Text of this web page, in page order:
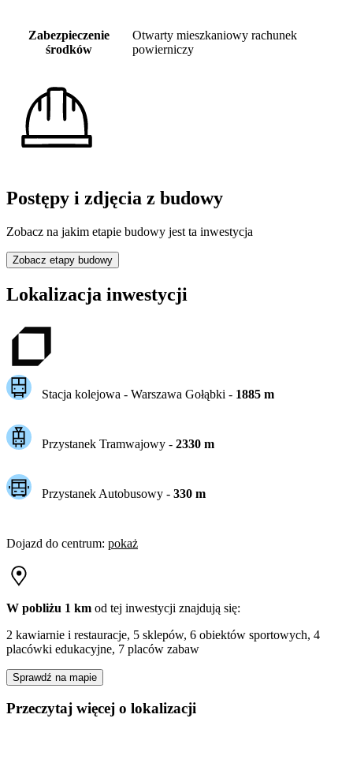
Zabezpieczenie
środków
Otwarty mieszkaniowy rachunek
powierniczy
Postępy i zdjęcia z budowy
Zobacz na jakim etapie budowy jest ta inwestycja
Zobacz etapy budowy
Lokalizacja inwestycji
Stacja kolejowa - Warszawa Gołąbki - 1885m
Przystanek Tramwajowy - 2330m
Przystanek Autobusowy - 330m
Dojazd do centrum: pokaż
W pobliżu 1 km od tej inwestycji znajdują się:
2 kawiarnie i restauracje, 5 sklepów, 6 obiektów sportowych, 4
placówki edukacyjne, 7 placów zabaw
Sprawdź na mapie
Przeczytaj więcej o lokalizacji